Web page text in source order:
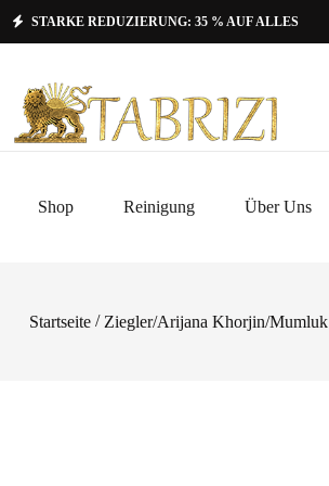
STARKE REDUZIERUNG: 35 % AUF ALLES
Shop Reinigung Über Uns
Startseite / Ziegler/Arijana Khorjin/Mumluk